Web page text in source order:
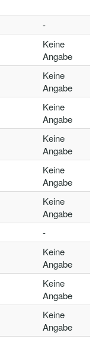
-
Keine
Angabe
Keine
Angabe
Keine
Angabe
Keine
Angabe
Keine
Angabe
Keine
Angabe
-
Keine
Angabe
Keine
Angabe
Keine
Angabe